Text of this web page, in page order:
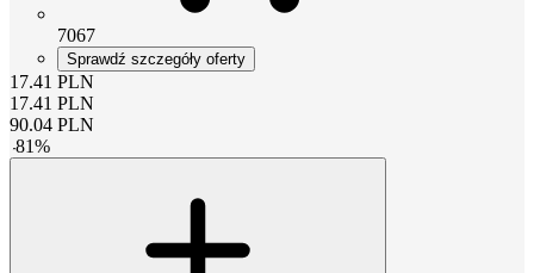
7067
Sprawdź szczegóły oferty
17.41 PLN
17.41 PLN
90.04 PLN
-81%